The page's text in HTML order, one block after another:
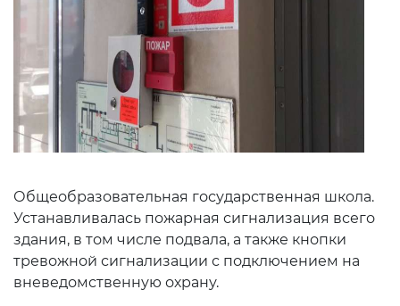
Общеобразовательная государственная школа.
Устанавливалась пожарная сигнализация всего
здания, в том числе подвала, а также кнопки
тревожной сигнализации с подключением на
вневедомственную охрану.